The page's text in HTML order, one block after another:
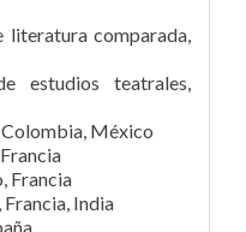
literatura comparada,
estudios teatrales,
México
Francia
India